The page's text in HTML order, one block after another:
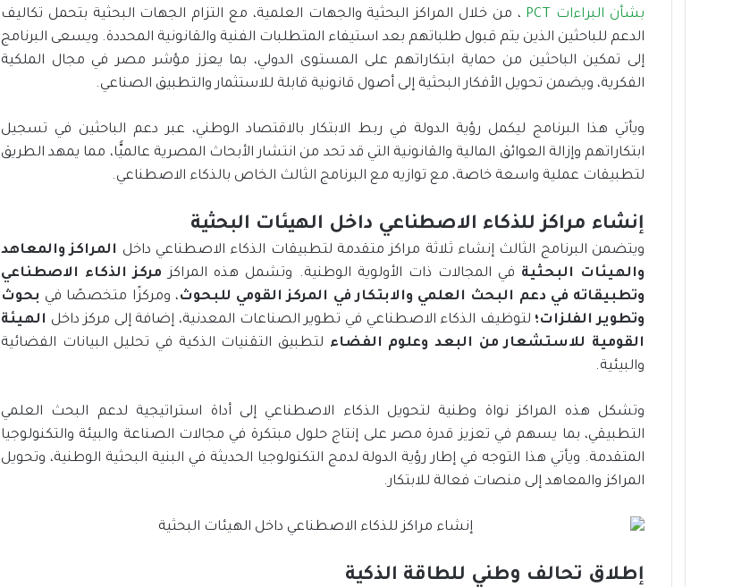
بشأن البراءات PCT
، من خلال المراكز البحثية والجهات العلمية، مع التزام الجهات البحثية بتحمل تكاليف
الدعم للباحثين الذين يتم قبول طلباتهم بعد استيفاء المتطلبات الفنية والقانونية المحددة. ويسعى البرنامج
إلى تمكين الباحثين من حماية ابتكاراتهم على المستوى الدولي، بما يعزز مؤشر مصر في مجال الملكية
الفكرية، ويضمن تحويل الأفكار البحثية إلى أصول قانونية قابلة للاستثمار والتطبيق الصناعي.
ويأتي هذا البرنامج ليكمل رؤية الدولة في ربط الابتكار بالاقتصاد الوطني، عبر دعم الباحثين في تسجيل
ابتكاراتهم وإزالة العوائق المالية والقانونية التي قد تحد من انتشار الأبحاث المصرية عالميًّا، مما يمهد الطريق
لتطبيقات عملية واسعة خاصة، مع توازيه مع البرنامج الثالث الخاص بالذكاء الاصطناعي.
إنشاء مراكز للذكاء الاصطناعي داخل الهيئات البحثية
ويتضمن البرنامج الثالث إنشاء ثلاثة مراكز متقدمة لتطبيقات الذكاء الاصطناعي داخل المراكز والمعاهد
والهيئات البحثية في المجالات ذات الأولوية الوطنية. وتشمل هذه المراكز مركز الذكاء الاصطناعي
وتطبيقاته في دعم البحث العلمي والابتكار في المركز القومي للبحوث، ومركزًا متخصصًا في بحوث
وتطوير الفلزات؛ لتوظيف الذكاء الاصطناعي في تطوير الصناعات المعدنية، إضافة إلى مركز داخل الهيئة
القومية للاستشعار من البعد وعلوم الفضاء لتطبيق التقنيات الذكية في تحليل البيانات الفضائية
والبيئية.
وتشكل هذه المراكز نواة وطنية لتحويل الذكاء الاصطناعي إلى أداة استراتيجية لدعم البحث العلمي
التطبيقي، بما يسهم في تعزيز قدرة مصر على إنتاج حلول مبتكرة في مجالات الصناعة والبيئة والتكنولوجيا
المتقدمة. ويأتي هذا التوجه في إطار رؤية الدولة لدمج التكنولوجيا الحديثة في البنية البحثية الوطنية، وتحويل
المراكز والمعاهد إلى منصات فعالة للابتكار.
إطلاق تحالف وطني للطاقة الذكية